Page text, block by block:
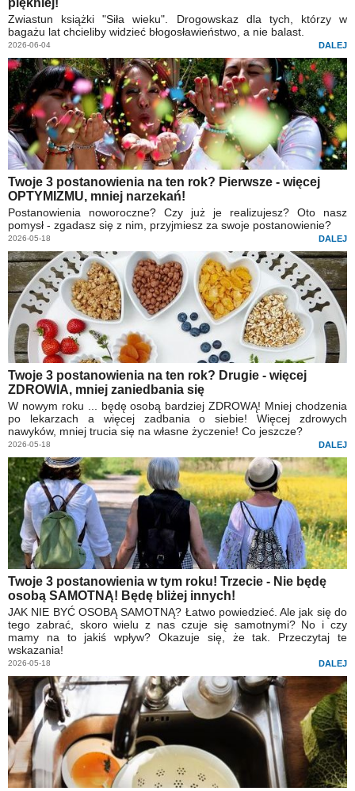
piękniej!
Zwiastun książki "Siła wieku". Drogowskaz dla tych, którzy w
bagażu lat chcieliby widzieć błogosławieństwo, a nie balast.
2026-06-04 DALEJ
Twoje 3 postanowienia na ten rok? Pierwsze - więcej
OPTYMIZMU, mniej narzekań!
Postanowienia noworoczne? Czy już je realizujesz? Oto nasz
pomysł - zgadasz się z nim, przyjmiesz za swoje postanowienie?
2026-05-18 DALEJ
Twoje 3 postanowienia na ten rok? Drugie - więcej
ZDROWIA, mniej zaniedbania się
W nowym roku ... będę osobą bardziej ZDROWĄ! Mniej chodzenia
po lekarzach a więcej zadbania o siebie! Więcej zdrowych
nawyków, mniej trucia się na własne życzenie! Co jeszcze?
2026-05-18 DALEJ
Twoje 3 postanowienia w tym roku! Trzecie - Nie będę
osobą SAMOTNĄ! Będę bliżej innych!
JAK NIE BYĆ OSOBĄ SAMOTNĄ? Łatwo powiedzieć. Ale jak się do
tego zabrać, skoro wielu z nas czuje się samotnymi? No i czy
mamy na to jakiś wpływ? Okazuje się, że tak. Przeczytaj te
wskazania!
2026-05-18 DALEJ